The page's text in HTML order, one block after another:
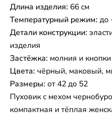
Длина изделия: 66 см
Температурный режим: до
Детали конструкции:
изделия
Застёжка: молния и кнопки
Цвета: чёрный, маковый,
Размеры: от 42 до 52
Пуховик с мехом
компактная и тёплая